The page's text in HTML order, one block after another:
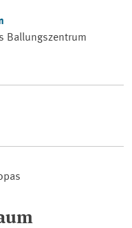
Ballungszentrum